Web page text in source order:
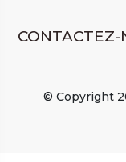
CONTACTEZ-
© Copyright